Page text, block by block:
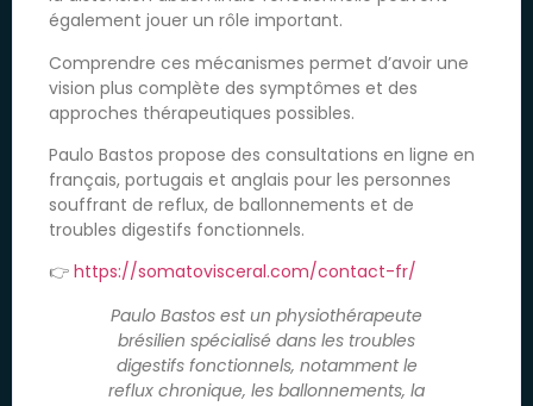
également jouer un rôle important.
Comprendre ces mécanismes permet d’avoir une
vision plus complète des symptômes et des
approches thérapeutiques possibles.
Paulo Bastos propose des consultations en ligne en
français, portugais et anglais pour les personnes
souffrant de reflux, de ballonnements et de
troubles digestifs fonctionnels.
👉 https://somatovisceral.com/contact-fr/
Paulo Bastos est un physiothérapeute
brésilien spécialisé dans les troubles
digestifs fonctionnels, notamment le
reflux chronique, les ballonnements, la